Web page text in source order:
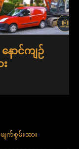
ောင်ကျဉ်
က်စွမ်းအား